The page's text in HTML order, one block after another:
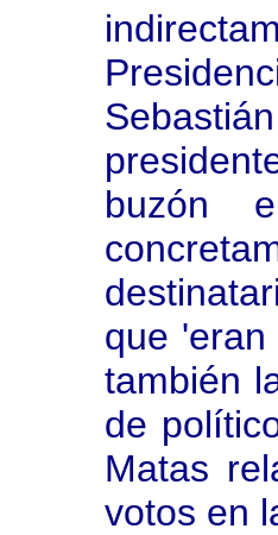
buzón
que
también
de
Matas
votos en